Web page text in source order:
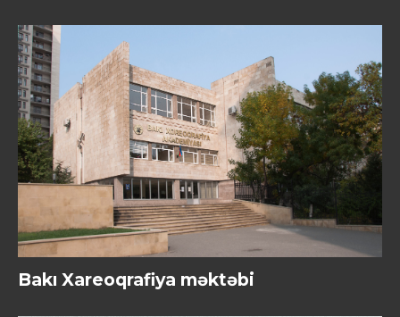
Bakı Xareoqrafiya məktəbi